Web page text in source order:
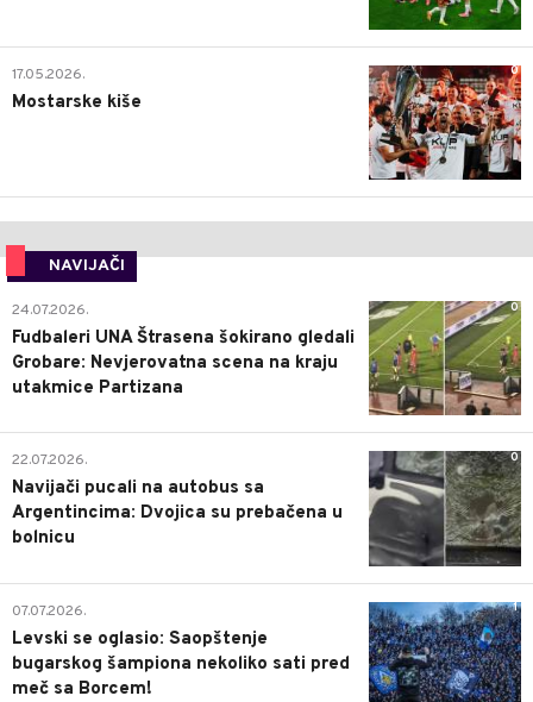
0
17.05.2026.
Mostarske kiše
NAVIJAČI
0
24.07.2026.
Fudbaleri UNA Štrasena šokirano gledali
Grobare: Nevjerovatna scena na kraju
utakmice Partizana
0
22.07.2026.
Navijači pucali na autobus sa
Argentincima: Dvojica su prebačena u
bolnicu
1
07.07.2026.
Levski se oglasio: Saopštenje
bugarskog šampiona nekoliko sati pred
meč sa Borcem!